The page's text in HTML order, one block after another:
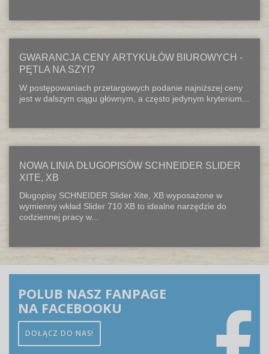
GWARANCJA CENY ARTYKUŁÓW BIUROWYCH -
PĘTLA NA SZYI?
W postępowaniach przetargowych podanie najniższej ceny
jest w dalszym ciągu głównym, a często jedynym kryterium...
NOWA LINIA DŁUGOPISÓW SCHNEIDER SLIDER
XITE, XB
Długopisy SCHNEIDER Slider Xite, XB wyposażone w
wymienny wkład Slider 710 XB to idealne narzędzie do
codziennej pracy w...
POLUB NASZ FANPAGE
NA FACEBOOKU
DOŁĄCZ DO NAS!